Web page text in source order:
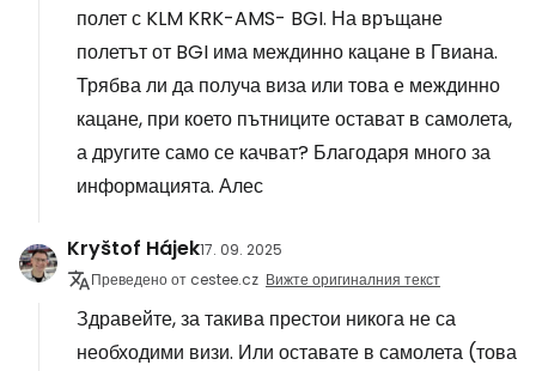
полет с KLM KRK-AMS- BGI. На връщане
полетът от BGI има междинно кацане в Гвиана.
Трябва ли да получа виза или това е междинно
кацане, при което пътниците остават в самолета,
а другите само се качват? Благодаря много за
информацията. Алес
Kryštof Hájek17. 09. 2025
Преведено от cestee.cz Вижте оригиналния текст
Здравейте, за такива престои никога не са
необходими визи. Или оставате в самолета (това